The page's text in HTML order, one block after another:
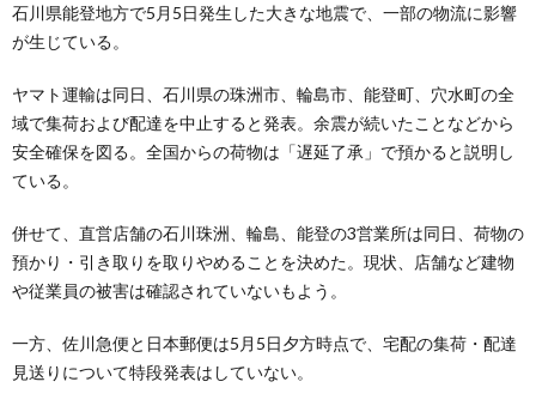
石川県能登地方で5月5日発生した大きな地震で、一部の物流に影響
が生じている。
ヤマト運輸は同日、石川県の珠洲市、輪島市、能登町、穴水町の全
域で集荷および配達を中止すると発表。余震が続いたことなどから
安全確保を図る。全国からの荷物は「遅延了承」で預かると説明し
ている。
併せて、直営店舗の石川珠洲、輪島、能登の3営業所は同日、荷物の
預かり・引き取りを取りやめることを決めた。現状、店舗など建物
や従業員の被害は確認されていないもよう。
一方、佐川急便と日本郵便は5月5日夕方時点で、宅配の集荷・配達
見送りについて特段発表はしていない。